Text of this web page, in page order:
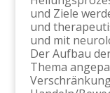
und Ziele
und
und mit
Der Aufbau
Thema